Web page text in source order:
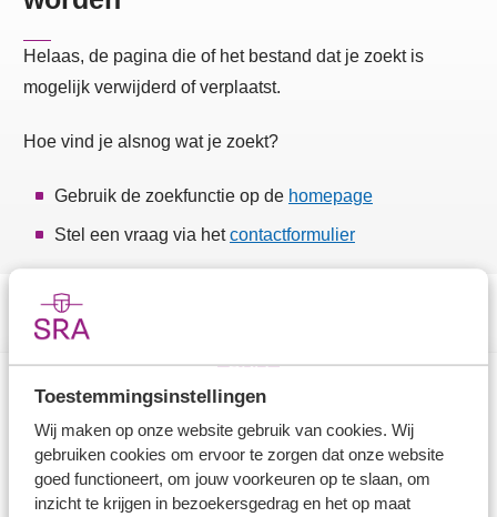
Toestemmingsinstellingen
Wij maken op onze website gebruik van cookies. Wij
gebruiken cookies om ervoor te zorgen dat onze website
goed functioneert, om jouw voorkeuren op te slaan, om
inzicht te krijgen in bezoekersgedrag en het op maat
Helaas, de pagina die of het bestand dat je zoekt is
mogelijk verwijderd of verplaatst.
Hoe vind je alsnog wat je zoekt?
Gebruik de zoekfunctie op de homepage
Stel een vraag via hetcontactformulier
Stel je vaktechnische vraag
Branche in Zicht